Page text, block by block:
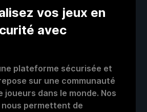
vos jeux en
avec
plateforme sécurisée et
sur une communauté
joueurs dans le monde. Nos
nous permettent de